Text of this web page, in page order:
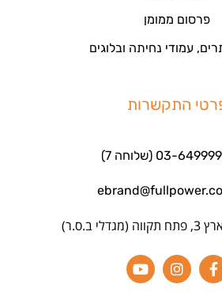
פרסום ממומן
עמודי נחיתה ובלוגים
התקשרות
6499997 (שלוחה 7)
ב.ס.ר)